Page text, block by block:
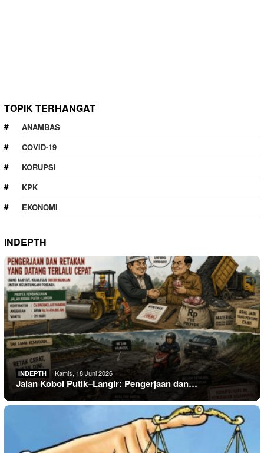
TOPIK TERHANGAT
ANAMBAS
COVID-19
KORUPSI
KPK
EKONOMI
INDEPTH
INDEPTH Kamis, 18 Juni 2026
Jalan Koboi Putik–Langir: Pengerjaan dan…